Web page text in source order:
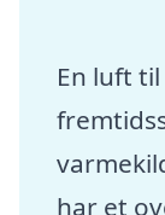
En luft
har et